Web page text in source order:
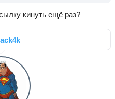
кинуть ещё раз?